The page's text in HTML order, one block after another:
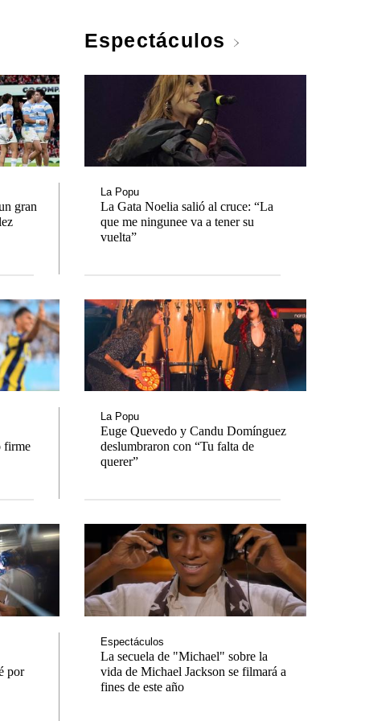
gran
firme
por
Espectáculos
La Popu
La Gata Noelia salió al cruce: “La
que me ningunee va a tener su
vuelta”
La Popu
Euge Quevedo y Candu Domínguez
deslumbraron con “Tu falta de
querer”
Espectáculos
La secuela de "Michael" sobre la
vida de Michael Jackson se filmará a
fines de este año